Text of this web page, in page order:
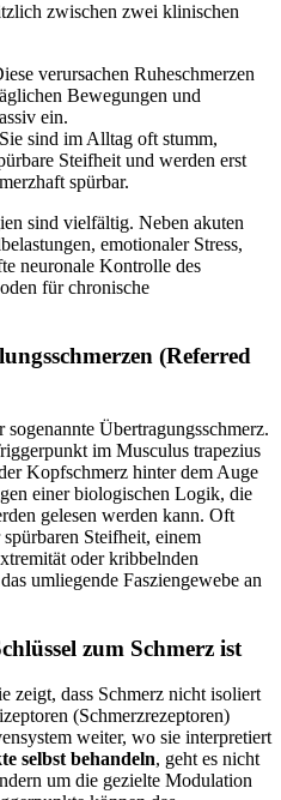
zwischen zwei klinischen
verursachen Ruheschmerzen
Bewegungen und
ein.
Sie sind im Alltag oft stumm,
Steifheit und werden erst
spürbar.
sind vielfältig. Neben akuten
emotionaler Stress,
neuronale Kontrolle des
für chronische
(Referred
Übertragungsschmerz.
im Musculus trapezius
Kopfschmerz hinter dem Auge
einer biologischen Logik, die
gelesen werden kann. Oft
Steifheit, einem
oder kribbelnden
umliegende Fasziengewebe an
zum Schmerz ist
zeigt, dass Schmerz nicht isoliert
(Schmerzrezeptoren)
weiter, wo sie interpretiert
selbst behandeln, geht es nicht
um die gezielte Modulation